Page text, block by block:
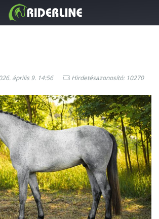
április 9. 14:56 Hirdetésazonosító: 10270